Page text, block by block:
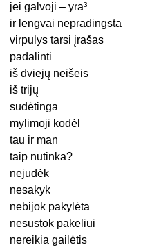
jei galvoji – yra³
ir lengvai nepradingsta
virpulys tarsi įrašas
padalinti
iš dviejų neišeis
iš trijų
sudėtinga
mylimoji kodėl
tau ir man
taip nutinka?
nejudėk
nesakyk
nebijok pakylėta
nesustok pakeliui
nereikia gailėtis